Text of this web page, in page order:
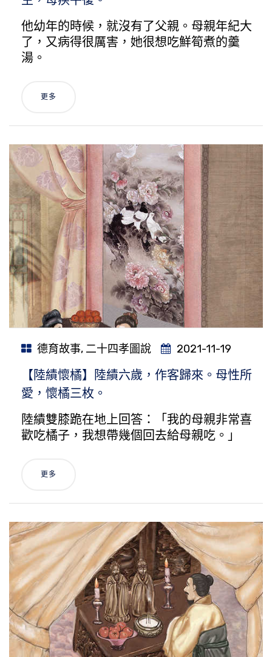
他幼年的時候，就沒有了父親。母親年紀大
了，又病得很厲害，她很想吃鮮筍煮的羹
湯。
更多
德育故事, 二十四孝圖說 2021-11-19
【陸績懷橘】陸績六歲，作客歸來。母性所
愛，懷橘三枚。
陸績雙膝跪在地上回答：「我的母親非常喜
歡吃橘子，我想帶幾個回去給母親吃。」
更多